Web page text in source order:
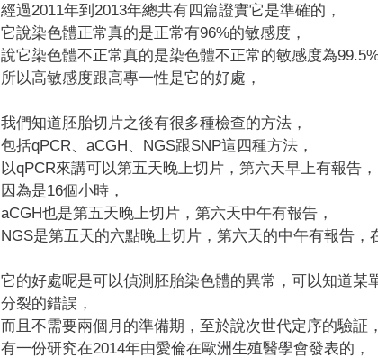
經過2011年到2013年總共有四篇證實它是準確的，
它說染色體正常真的是正常有96%的敏感度，
說它染色體不正常真的是染色體不正常的敏感度為99.5%
所以高敏感度跟高專一性是它的好處，
我們知道胚胎切片之後有很多種檢查的方法，
包括qPCR、aCGH、NGS跟SNP這四種方法，
以qPCR來講可以第五天晚上切片，第六天早上有報告，
因為是16個小時，
aCGH也是第五天晚上切片，第六天中午有報告，
NGS是第五天的六點晚上切片，第六天的中午有報告，
它的好處呢是可以偵測胚胎染色體的異常， 可以知道某
分裂的錯誤，
而且不需要兩個月的準備期，至於說次世代定序的驗証，
有一份研究在2014年由愛倫在歐洲生殖醫學會發表的，